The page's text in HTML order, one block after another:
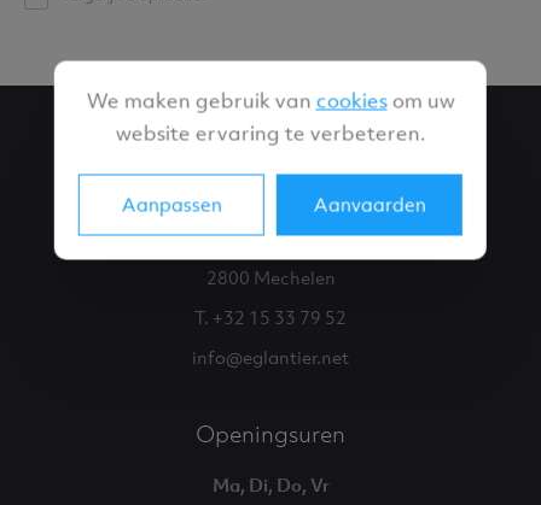
Eglantier
Battelsesteenweg 255,
2800 Mechelen
T. +32 15 33 79 52
info@eglantier.net
Openingsuren
Ma, Di, Do, Vr
We maken gebruik van cookiesom uw
website ervaring te verbeteren.
Aanpassen Aanvaarden